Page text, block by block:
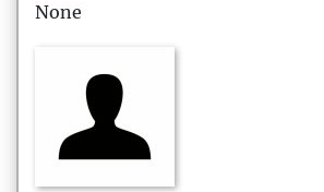
None